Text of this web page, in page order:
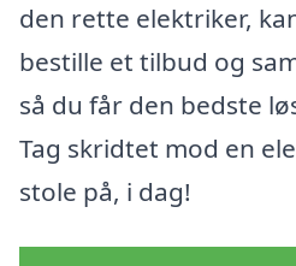
den rette elektriker,
bestille et tilbud og
så du får den bedste
Tag skridtet mod en
stole på, i dag!